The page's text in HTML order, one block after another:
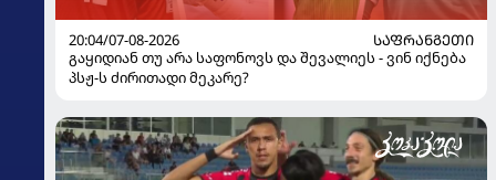
20:04/07-08-2026
ᲡᲐᲤᲠᲐᲜᲒᲔᲗᲘ
გაყიდიან თუ არა საფონოვს და შევალიეს - ვინ იქნება
პსჟ-ს ძირითადი მეკარე?